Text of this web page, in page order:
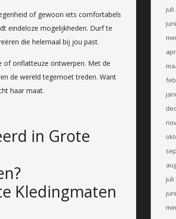
of gewoon iets comfortabels
eindeloze mogelijkheden. Durf te
die helemaal bij jou past.
of onflatteuze ontwerpen. Met de
de wereld tegemoet treden. Want
haar maat.
in Grote
Kledingmaten
juli
juli